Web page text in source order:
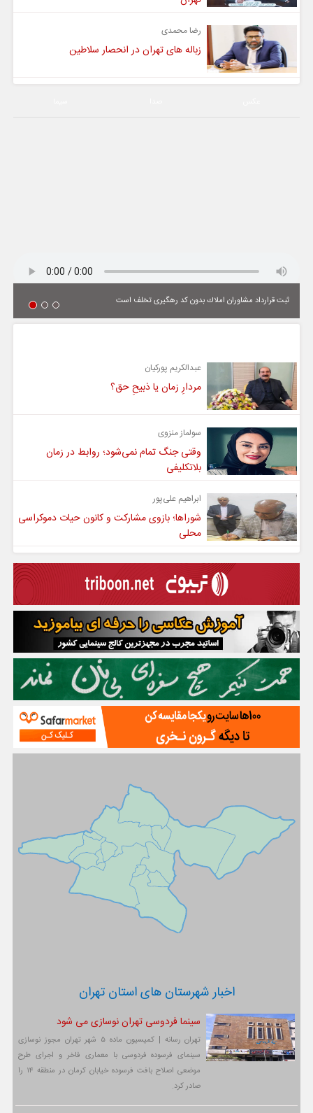
رضا محمدی
زباله های تهران در انحصار سلاطین
ثبت قرارداد مشاوران املاك بدون كد رهگیری تخلف است
عبدالکریم پورکیان
مردارِ زمان یا ذبیحِ حق؟
سولماز منزوی
وقتی جنگ تمام نمی‌شود؛ روابط در زمان
بلاتکلیفی
ابراهیم علی‌پور
شوراها؛ بازوی مشارکت و کانون حیات دموکراسی
محلی
اخبار شهرستان های استان تهران
سینما فردوسی تهران نوسازی می شود
تهران رسانه | کمیسیون ماده ۵ شهر تهران مجوز نوسازی
سینمای فرسوده فردوسی با معماری فاخر و اجرای طرح
موضعی اصلاح بافت فرسوده خیابان کرمان در منطقه ۱۴ را
صادر کرد.